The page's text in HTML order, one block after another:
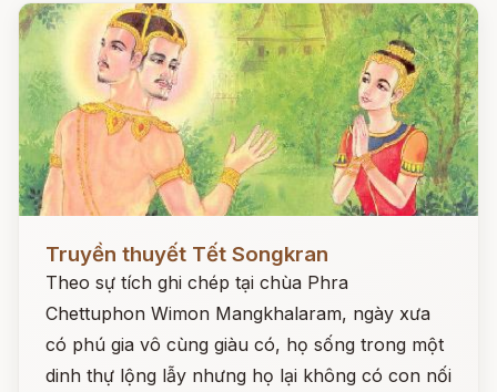
Đọc ngay
Truyền thuyết Tết Songkran
Theo sự tích ghi chép tại chùa Phra
Chettuphon Wimon Mangkhalaram, ngày xưa
có phú gia vô cùng giàu có, họ sống trong một
dinh thự lộng lẫy nhưng họ lại không có con nối